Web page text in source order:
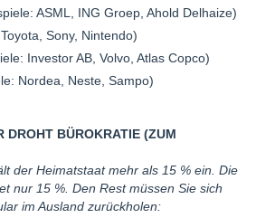
ASML, ING Groep, Ahold Delhaize)
Sony, Nintendo)
Investor AB, Volvo, Atlas Copco)
Nordea, Neste, Sampo)
DROHT BÜROKRATIE (ZUM
der Heimatstaat mehr als 15 % ein. Die
nur 15 %. Den Rest müssen Sie sich
im Ausland zurückholen: